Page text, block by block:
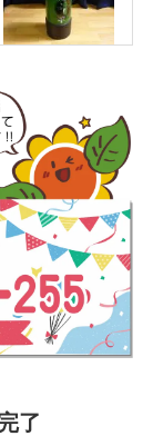
了